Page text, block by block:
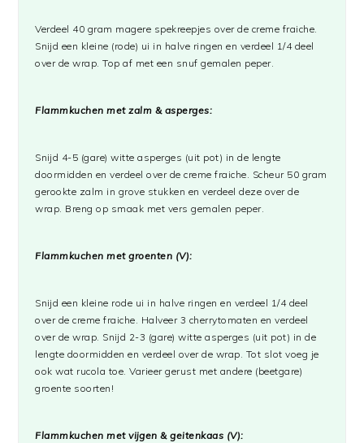
Verdeel 40 gram magere spekreepjes over de creme fraiche.
Snijd een kleine (rode) ui in halve ringen en verdeel 1/4 deel
over de wrap. Top af met een snuf gemalen peper.
Flammkuchen met zalm & asperges:
Snijd 4-5 (gare) witte asperges (uit pot) in de lengte
doormidden en verdeel over de creme fraiche. Scheur 50 gram
gerookte zalm in grove stukken en verdeel deze over de
wrap. Breng op smaak met vers gemalen peper.
Flammkuchen met groenten (V):
Snijd een kleine rode ui in halve ringen en verdeel 1/4 deel
over de creme fraiche. Halveer 3 cherrytomaten en verdeel
over de wrap. Snijd 2-3 (gare) witte asperges (uit pot) in de
lengte doormidden en verdeel over de wrap. Tot slot voeg je
ook wat rucola toe. Varieer gerust met andere (beetgare)
groente soorten!
Flammkuchen met vijgen & geitenkaas (V):